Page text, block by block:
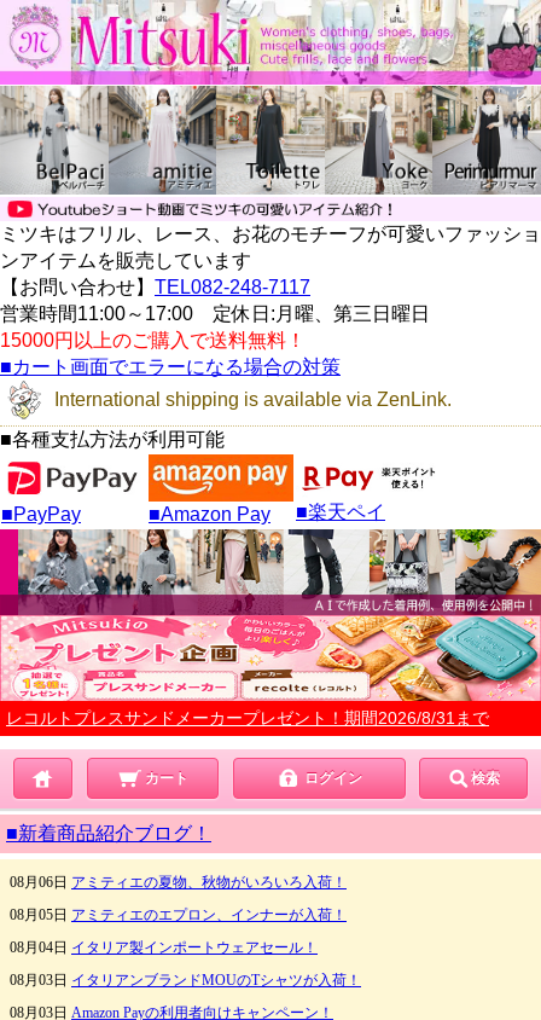
ミツキはフリル、レース、お花のモチーフが可愛いファッショ
ンアイテムを販売しています
【お問い合わせ】 TEL082-248-7117
営業時間11:00～17:00 定休日:月曜、第三日曜日
15000円以上のご購入で送料無料！
■カート画面でエラーになる場合の対策
International shipping is available via ZenLink.
■各種支払方法が利用可能
■PayPay ■Amazon Pay ■楽天ペイ
レコルトプレスサンドメーカープレゼント！期間2026/8/31まで
カート ログイン 検索
■新着商品紹介ブログ！